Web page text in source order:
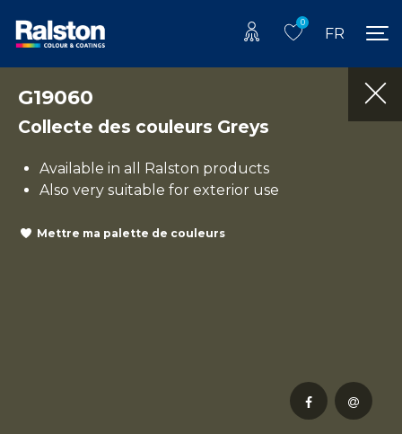
0
FR
G19060
Collecte des couleurs Greys
Available in all Ralston products
Also very suitable for exterior use
Mettre ma palette de couleurs